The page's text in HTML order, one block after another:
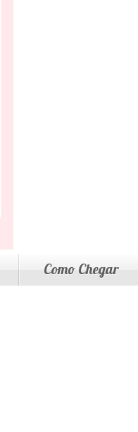
Como Chegar